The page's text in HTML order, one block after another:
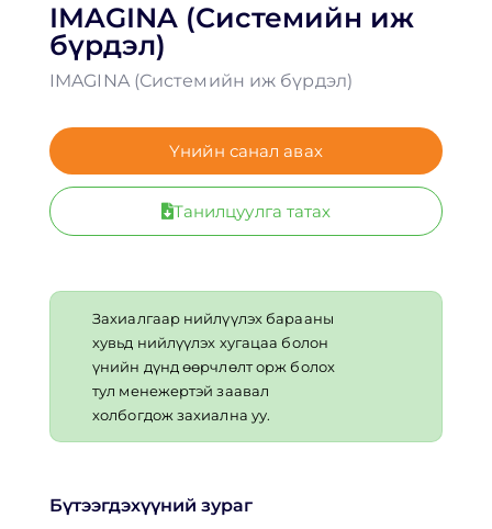
IMAGINA (Системийн иж
бүрдэл)
IMAGINA (Системийн иж бүрдэл)
Үнийн санал авах
Танилцуулга татах
Захиалгаар нийлүүлэх барааны
хувьд нийлүүлэх хугацаа болон
үнийн дүнд өөрчлөлт орж болох
тул менежертэй заавал
холбогдож захиална уу.
Бүтээгдэхүүний зураг